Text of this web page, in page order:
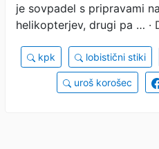
je sovpadel s pripravami
helikopterjev, drugi pa … ·
kpk lobistični stiki
uroš korošec